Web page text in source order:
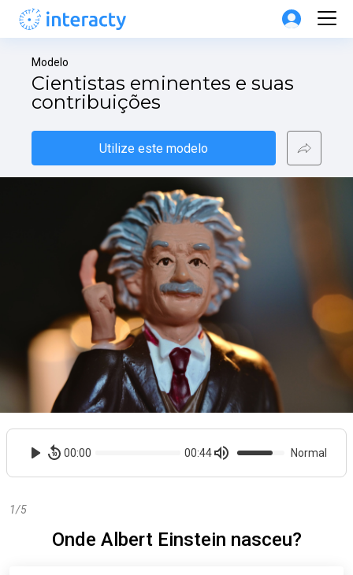
Modelo
Cientistas eminentes e suas
contribuições
Utilize este modelo